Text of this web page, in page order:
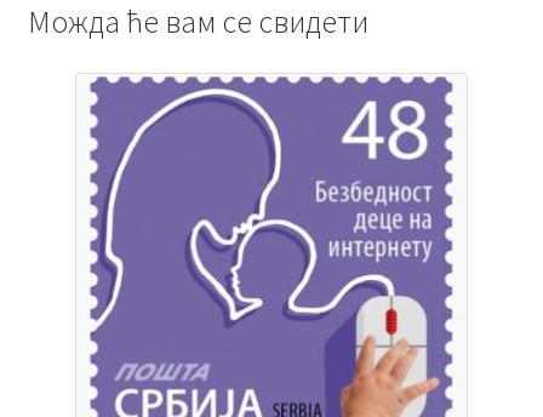
Можда ће вам се свидети